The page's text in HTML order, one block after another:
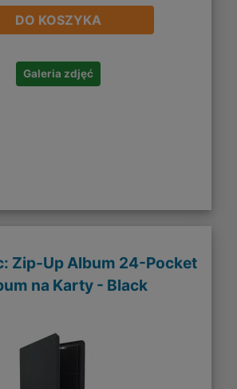
DO KOSZYKA
Galeria zdjęć
Zip-Up Album 24-Pocket
na Karty - Black